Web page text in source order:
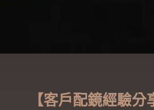
【客戶配鏡經驗